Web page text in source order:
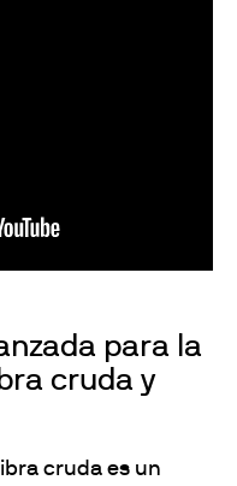
para la
cruda y
cruda es un